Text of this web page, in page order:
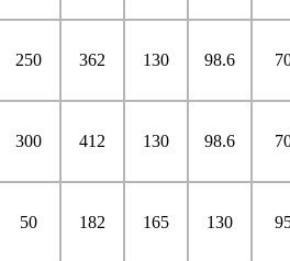
250 362 130 98.6
300 412 130 98.6
50 182 165 130